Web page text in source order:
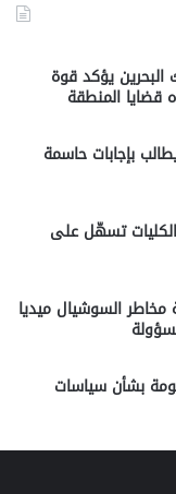
يؤكد قوة
قضايا المنطقة
بإجابات حاسمة
تسهّل على
السوشيال ميديا
بشأن سياسات